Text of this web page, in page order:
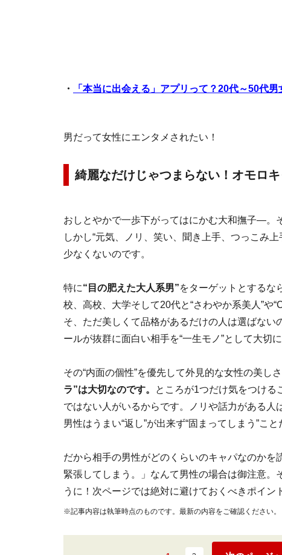
・ 「本当に出会える」アプリって？20代～50代
男だって女性にエンタメされたい！
綺麗なだけじゃつまらない！オモロ
おしとやかで一歩下がってはにかむ大和撫子―。
しかし“元気、ノリ、笑い、聞き上手、つっこみ
少なくないのです。
特に“目の肥えた大人系男”をターゲットとするな
校、高校、大学そして20代と“さわやか系美人”や
そ、ただ美しくて品格があるだけの人は選ばな
ールが抜群に面白い相手を“一生モノ”として大切
その“内面の個性”を優先して外見的な女性の美し
ラ”は大切なのです。
ところが1つだけ気をつける
ではない人がいるからです。ノリや話力がある
男性はうまい“返し”が出来ず“固まってしまう”こと
だから相手の男性がどのくらいのキャパなのかを
緊張してしまう。」なんて男性の場合は御注意
うに！次ページでは絶対に避けておくべきポイン
※記事内容は執筆時点のものです。最新の内容をご確認ください。